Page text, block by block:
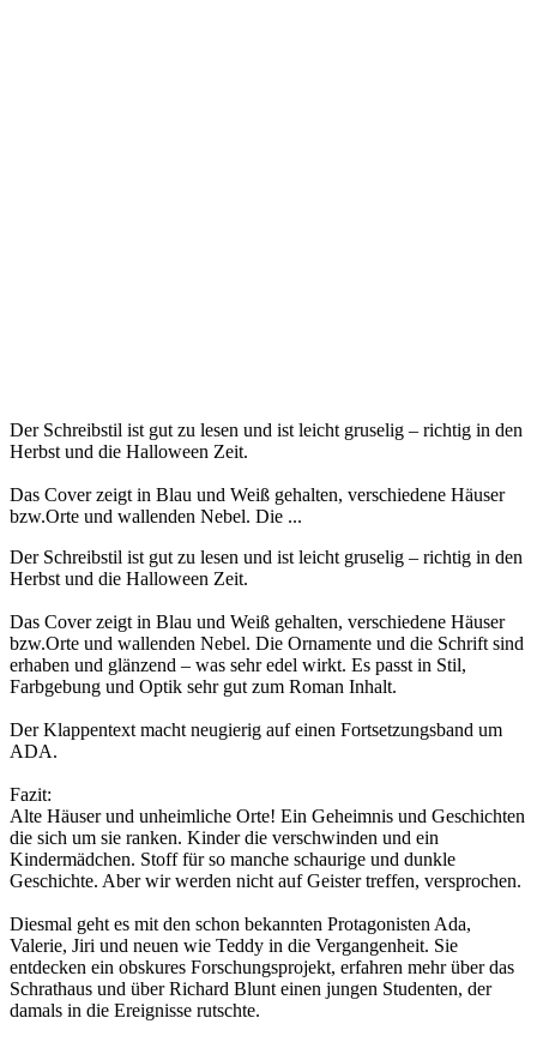
Der Schreibstil ist gut zu lesen und ist leicht gruselig – richtig in den
Herbst und die Halloween Zeit.
Das Cover zeigt in Blau und Weiß gehalten, verschiedene Häuser
bzw.Orte und wallenden Nebel. Die ...
Der Schreibstil ist gut zu lesen und ist leicht gruselig – richtig in den
Herbst und die Halloween Zeit.
Das Cover zeigt in Blau und Weiß gehalten, verschiedene Häuser
bzw.Orte und wallenden Nebel. Die Ornamente und die Schrift sind
erhaben und glänzend – was sehr edel wirkt. Es passt in Stil,
Farbgebung und Optik sehr gut zum Roman Inhalt.
Der Klappentext macht neugierig auf einen Fortsetzungsband um
ADA.
Fazit:
Alte Häuser und unheimliche Orte! Ein Geheimnis und Geschichten
die sich um sie ranken. Kinder die verschwinden und ein
Kindermädchen. Stoff für so manche schaurige und dunkle
Geschichte. Aber wir werden nicht auf Geister treffen, versprochen.
Diesmal geht es mit den schon bekannten Protagonisten Ada,
Valerie, Jiri und neuen wie Teddy in die Vergangenheit. Sie
entdecken ein obskures Forschungsprojekt, erfahren mehr über das
Schrathaus und über Richard Blunt einen jungen Studenten, der
damals in die Ereignisse rutschte.